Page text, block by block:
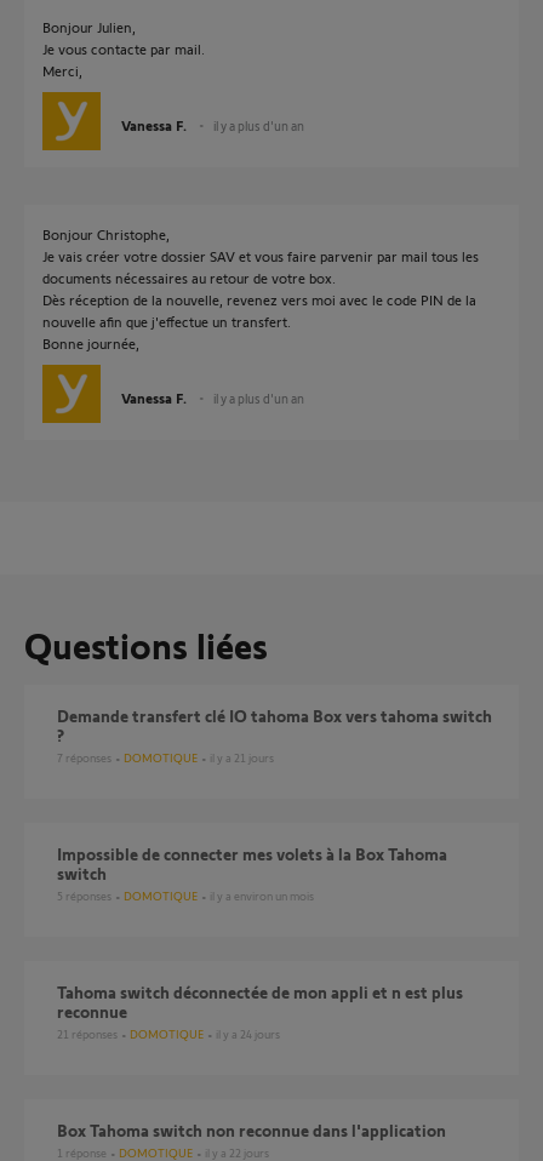
Bonjour Julien,
Je vous contacte par mail.
Merci,
Vanessa F. il y a plus d'un an
Bonjour Christophe,
Je vais créer votre dossier SAV et vous faire parvenir par mail tous les
documents nécessaires au retour de votre box.
Dès réception de la nouvelle, revenez vers moi avec le code PIN de la
nouvelle afin que j'effectue un transfert.
Bonne journée,
Vanessa F. il y a plus d'un an
Questions liées
Demande transfert clé IO tahoma Box vers tahoma switch
?
7 réponses DOMOTIQUE il y a 21 jours
Impossible de connecter mes volets à la Box Tahoma
switch
5 réponses DOMOTIQUE il y a environ un mois
Tahoma switch déconnectée de mon appli et n est plus
reconnue
21 réponses DOMOTIQUE il y a 24 jours
Box Tahoma switch non reconnue dans l'application
1 réponse DOMOTIQUE il y a 22 jours